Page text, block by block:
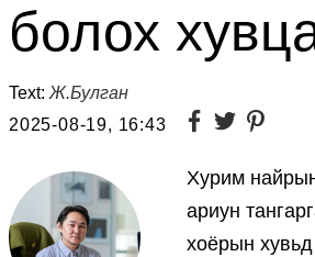
болох
Text: Ж.Булган
2025-08-19, 16:43
Хурим
ариун
хоёрын